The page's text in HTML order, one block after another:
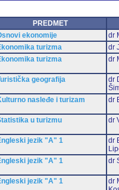
PREDMET
ekonomije
dr
turizma
dr
turizma dr
geografija
dr
nasleđe i turizam dr
u turizmu dr
jezik "A" 1
dr
jezik "A" 1 dr
jezik "A" 1
dr